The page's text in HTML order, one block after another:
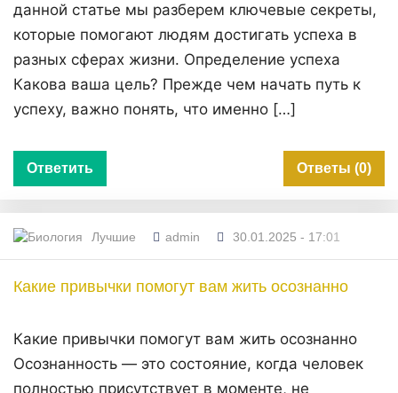
данной статье мы разберем ключевые секреты,
которые помогают людям достигать успеха в
разных сферах жизни. Определение успеха
Какова ваша цель? Прежде чем начать путь к
успеху, важно понять, что именно […]
Ответить Ответы (0)
Лучшие admin 30.01.2025 - 17:01
Какие привычки помогут вам жить осознанно
Какие привычки помогут вам жить осознанно
Осознанность — это состояние, когда человек
полностью присутствует в моменте, не